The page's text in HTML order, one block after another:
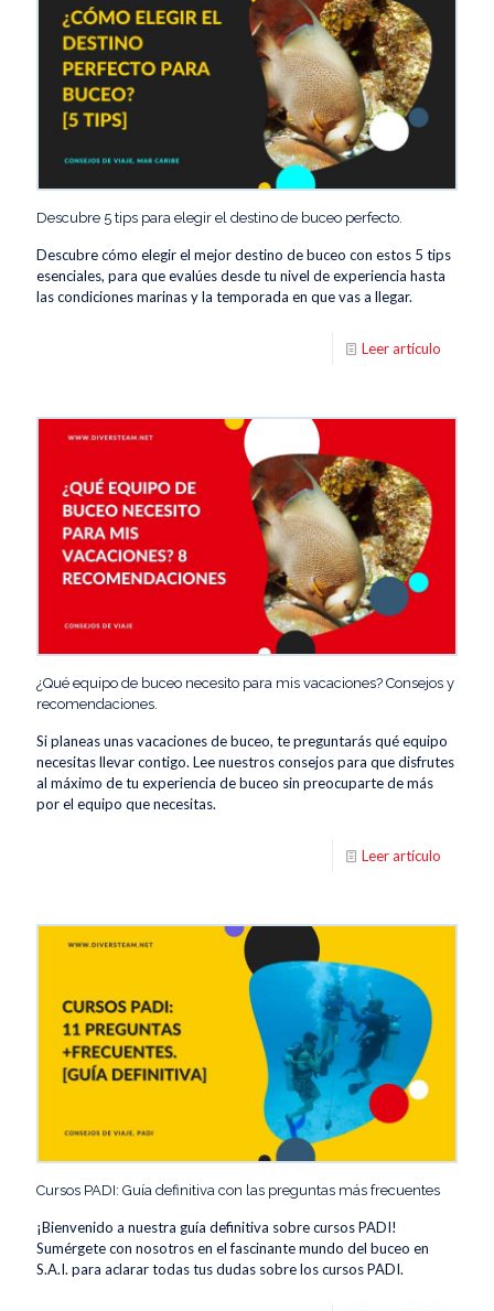
Descubre 5 tips para elegir el destino de buceo perfecto.
Descubre cómo elegir el mejor destino de buceo con estos 5 tips
esenciales, para que evalúes desde tu nivel de experiencia hasta
las condiciones marinas y la temporada en que vas a llegar.
Leer artículo
¿Qué equipo de buceo necesito para mis vacaciones? Consejos y
recomendaciones.
Si planeas unas vacaciones de buceo, te preguntarás qué equipo
necesitas llevar contigo. Lee nuestros consejos para que disfrutes
al máximo de tu experiencia de buceo sin preocuparte de más
por el equipo que necesitas.
Leer artículo
Cursos PADI: Guía definitiva con las preguntas más frecuentes
¡Bienvenido a nuestra guía definitiva sobre cursos PADI!
Sumérgete con nosotros en el fascinante mundo del buceo en
S.A.I. para aclarar todas tus dudas sobre los cursos PADI.